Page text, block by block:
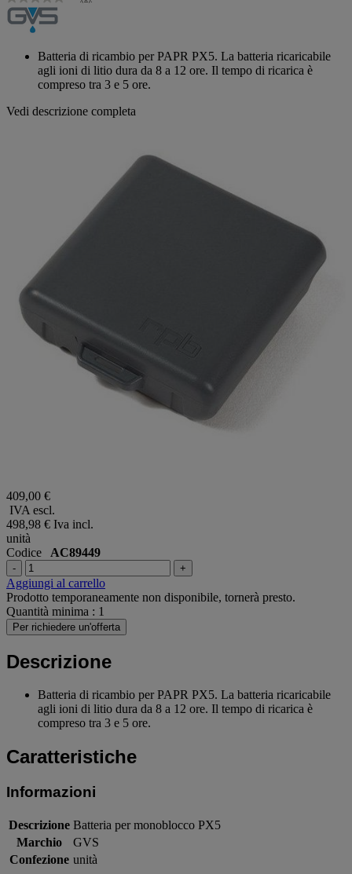
Nessuna
valutazione
Stesso
pagina.
Batteria di ricambio per PAPR PX5. La batteria ricaricabile
agli ioni di litio dura da 8 a 12 ore. Il tempo di ricarica è
compreso tra 3 e 5 ore.
Vedi descrizione completa
409,00 €
IVA escl.
498,98 € Iva incl.
unità
Codice AC89449
- +
Aggiungi al carrello
Prodotto temporaneamente non disponibile, tornerà presto.
Quantità minima : 1
Per richiedere un'offerta
Descrizione
Batteria di ricambio per PAPR PX5. La batteria ricaricabile
agli ioni di litio dura da 8 a 12 ore. Il tempo di ricarica è
compreso tra 3 e 5 ore.
Caratteristiche
Informazioni
Descrizione Batteria per monoblocco PX5
Marchio
GVS
Confezione unità